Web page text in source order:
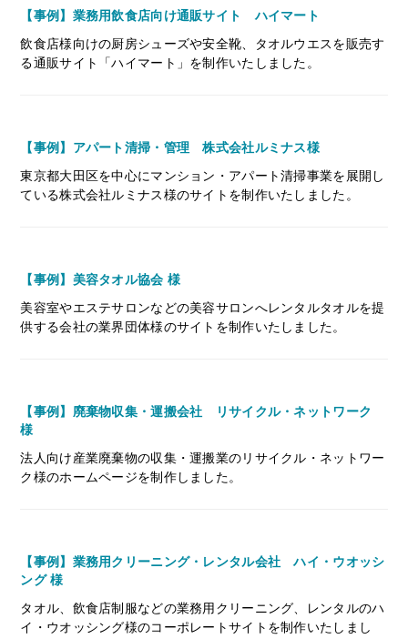
【事例】業務用飲食店向け通販サイト ハイマート
飲食店様向けの厨房シューズや安全靴、タオルウエスを販売す
る通販サイト「ハイマート」を制作いたしました。
【事例】アパート清掃・管理 株式会社ルミナス様
東京都大田区を中心にマンション・アパート清掃事業を展開し
ている株式会社ルミナス様のサイトを制作いたしました。
【事例】美容タオル協会 様
美容室やエステサロンなどの美容サロンへレンタルタオルを提
供する会社の業界団体様のサイトを制作いたしました。
【事例】廃棄物収集・運搬会社 リサイクル・ネットワーク
様
法人向け産業廃棄物の収集・運搬業のリサイクル・ネットワー
ク様のホームページを制作しました。
【事例】業務用クリーニング・レンタル会社 ハイ・ウオッシ
ング 様
タオル、飲食店制服などの業務用クリーニング、レンタルのハ
イ・ウオッシング様のコーポレートサイトを制作いたしまし